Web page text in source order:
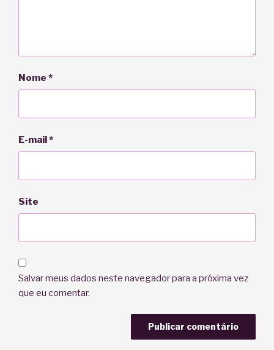
Nome *
E-mail*
Site
Salvar meus dados neste navegador para a próxima vez
que eu comentar.